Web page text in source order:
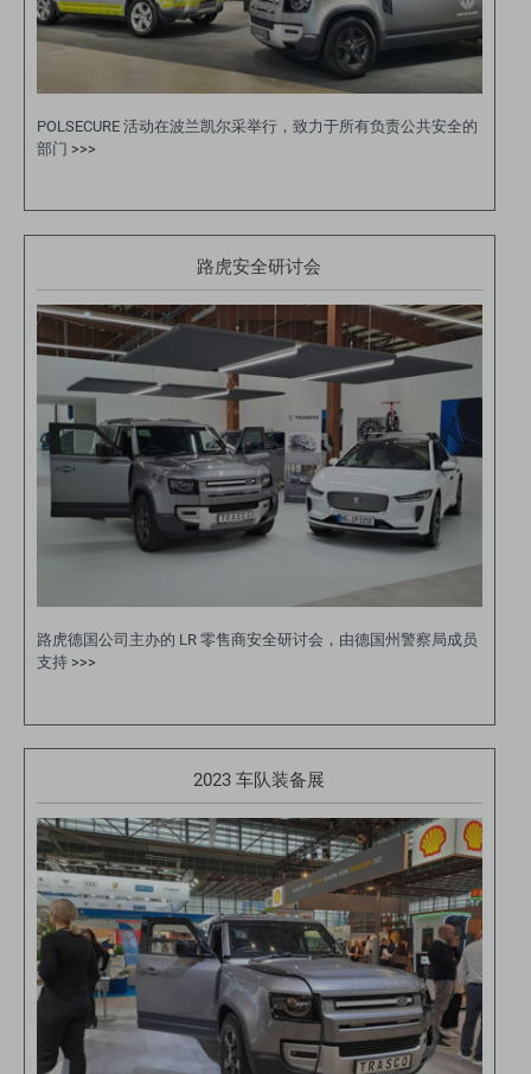
POLSECURE 活动在波兰凯尔采举行，致力于所有负责公共安全的
部门 >>>
路虎安全研讨会
路虎德国公司主办的 LR 零售商安全研讨会，由德国州警察局成员
支持 >>>
2023 车队装备展